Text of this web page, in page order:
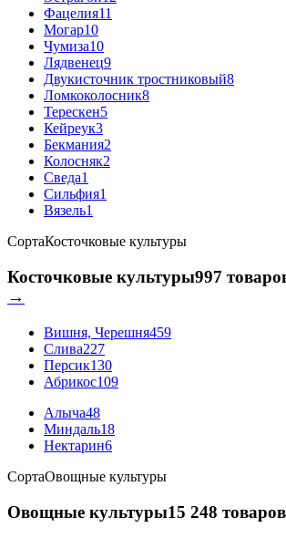
Фацелия11
Могар10
Чумиза10
Лядвенец9
Двукисточник тростниковый8
Ломкоколосник8
Терескен5
Кейреук3
Бекмания2
Колосняк2
Сведа1
Сильфия1
Вязель1
СортаКосточковые культуры
Косточковые культуры997
→
Вишня, Черешня459
Слива227
Персик130
Абрикос109
Алыча48
Миндаль18
Нектарин6
СортаОвощные культуры
Овощные культуры15 248 товаров